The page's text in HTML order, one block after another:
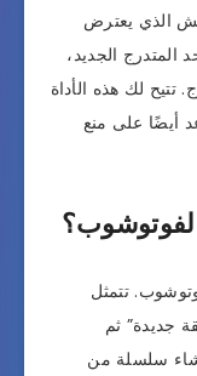
الذي يعترض
الجديد،
لك هذه الأداة
أيضًا على منع
تتمثل
جديدة” ثم
سلسلة من